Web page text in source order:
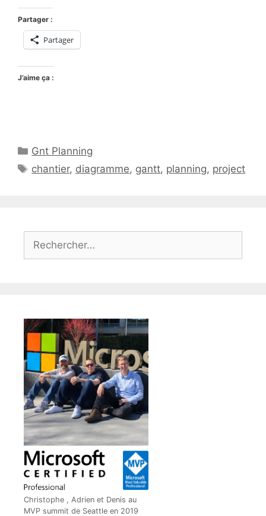
Partager :
Partager
J’aime ça :
Catégories
Gnt Planning
Étiquettes
chantier, diagramme, gantt, planning, project
Christophe , Adrien et Denis au
MVP summit de Seattle en 2019